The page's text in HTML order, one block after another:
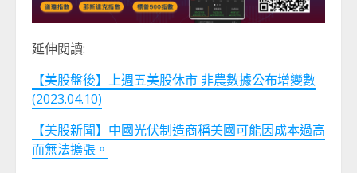
延伸閱讀:
【美股盤後】上週五美股休市 非農數據公布增變數
(2023.04.10)
【美股新聞】中國光伏制造商稱美國可能因成本過高
而無法擴張。